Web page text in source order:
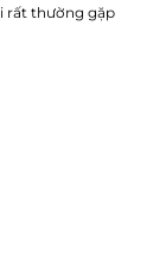
rất thường gặp